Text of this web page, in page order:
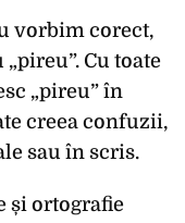
vorbim corect,
Cu toate
„pireu” în
creea confuzii,
sau în scris.
și ortografie